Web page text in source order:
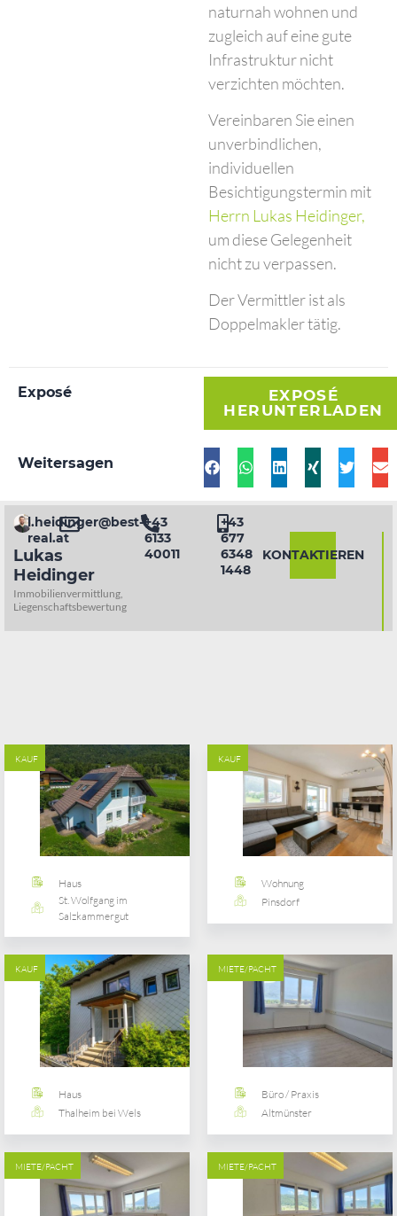
naturnah wohnen und
zugleich auf eine gute
Infrastruktur nicht
verzichten möchten.
Vereinbaren Sie einen
unverbindlichen,
individuellen
Besichtigungstermin mit
Herrn Lukas Heidinger,
um diese Gelegenheit
nicht zu verpassen.
Der Vermittler ist als
Doppelmakler tätig.
Exposé
EXPOSÉ
HERUNTERLADEN
Weitersagen
Lukas
Heidinger
Immobilienvermittlung,
Liegenschaftsbewertung
l.heidinger@best-
real.at
+43
6133
40011
+43
677
6348
1448
KONTAKTIEREN
KAUF
Haus
St. Wolfgang im
Salzkammergut
KAUF
Wohnung
Pinsdorf
KAUF
Haus
Thalheim bei Wels
MIETE/PACHT
Büro / Praxis
Altmünster
MIETE/PACHT MIETE/PACHT